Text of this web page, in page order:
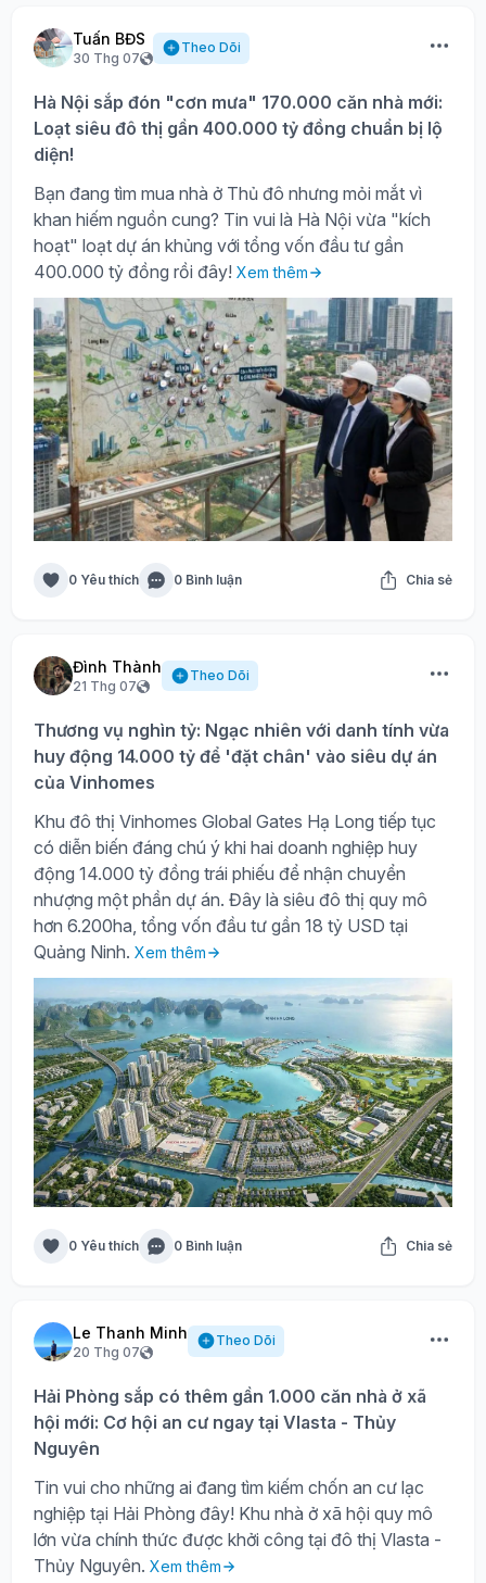
Tuấn BĐS
30 Thg 07
Theo Dõi
Hà Nội sắp đón "cơn mưa" 170.000 căn nhà mới:
Loạt siêu đô thị gần 400.000 tỷ đồng chuẩn bị lộ
diện!
Bạn đang tìm mua nhà ở Thủ đô nhưng mỏi mắt vì
khan hiếm nguồn cung? Tin vui là Hà Nội vừa "kích
hoạt" loạt dự án khủng với tổng vốn đầu tư gần
400.000 tỷ đồng rồi đây! Xem thêm
0 Yêu thích 0 Bình luận Chia sẻ
Đình Thành
21 Thg 07
Theo Dõi
Thương vụ nghìn tỷ: Ngạc nhiên với danh tính vừa
huy động 14.000 tỷ để 'đặt chân' vào siêu dự án
của Vinhomes
Khu đô thị Vinhomes Global Gates Hạ Long tiếp tục
có diễn biến đáng chú ý khi hai doanh nghiệp huy
động 14.000 tỷ đồng trái phiếu để nhận chuyển
nhượng một phần dự án. Đây là siêu đô thị quy mô
hơn 6.200ha, tổng vốn đầu tư gần 18 tỷ USD tại
Quảng Ninh. Xem thêm
0 Yêu thích 0 Bình luận Chia sẻ
Le Thanh Minh
20 Thg 07
Theo Dõi
Hải Phòng sắp có thêm gần 1.000 căn nhà ở xã
hội mới: Cơ hội an cư ngay tại Vlasta - Thủy
Nguyên
Tin vui cho những ai đang tìm kiếm chốn an cư lạc
nghiệp tại Hải Phòng đây! Khu nhà ở xã hội quy mô
lớn vừa chính thức được khởi công tại đô thị Vlasta -
Thủy Nguyên. Xem thêm